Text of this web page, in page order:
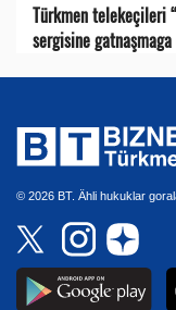
Türkmen telekeçileri
sergisine
© 2026 BT. Ähli hukuklar